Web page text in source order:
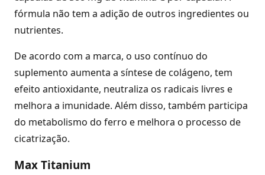
fórmula não tem a adição de outros ingredientes ou
nutrientes.
De acordo com a marca, o uso contínuo do
suplemento aumenta a síntese de colágeno, tem
efeito antioxidante, neutraliza os radicais livres e
melhora a imunidade. Além disso, também participa
do metabolismo do ferro e melhora o processo de
cicatrização.
Max Titanium